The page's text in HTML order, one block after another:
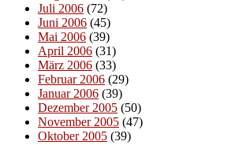
Juli 2006 (72)
Juni 2006 (45)
Mai 2006 (39)
April 2006 (31)
März 2006 (33)
Februar 2006 (29)
Januar 2006 (39)
Dezember 2005 (50)
November 2005 (47)
Oktober 2005 (39)